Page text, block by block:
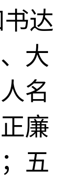
达
大
名
廉
五